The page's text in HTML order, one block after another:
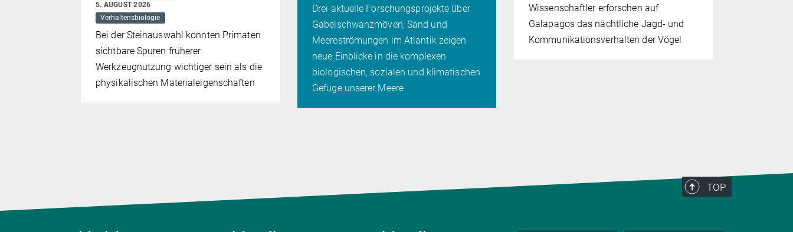
5. AUGUST 2026
Verhaltensbiologie
Bei der Steinauswahl könnten Primaten
sichtbare Spuren früherer
Werkzeugnutzung wichtiger sein als die
physikalischen Materialeigenschaften
Drei aktuelle Forschungsprojekte über
Gabelschwanzmöven, Sand und
Meereströmungen im Atlantik zeigen
neue Einblicke in die komplexen
biologischen, sozialen und klimatischen
Gefüge unserer Meere
Wissenschaftler erforschen auf
Galapagos das nächtliche Jagd- und
Kommunikationsverhalten der Vögel
TOP